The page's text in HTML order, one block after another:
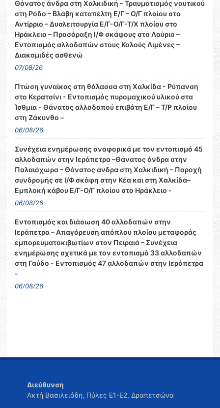
Θάνατος άνδρα στη Χαλκιδική – Τραυματισμός ναυτικού
στη Ρόδο – Βλάβη καταπέλτη Ε/Γ – Ο/Γ πλοίου στο
Αντίρριο – Δυσλειτουργία Ε/Γ-Ο/Γ-Τ/Χ πλοίου στο
Ηράκλειο – Προσάραξη Ι/Φ σκάφους στο Λαύριο –
Εντοπισμός αλλοδαπών στους Καλούς Λιμένες –
Διακομιδές ασθενώ
07/08/26
Πτώση γυναίκας στη θάλασσα στη Χαλκίδα - Ρύπανση
στο Κερατσίνι - Εντοπισμός πυρομαχικού υλικού στα
Ίσθμια - Θάνατος αλλοδαπού επιβάτη Ε/Γ – Τ/Ρ πλοίου
στη Ζάκυνθο –
06/08/26
Συνέχεια ενημέρωσης αναφορικά με τον εντοπισμό 45
αλλοδαπών στην Ιεράπετρα –Θάνατος άνδρα στην
Παλαιόχωρα – Θάνατος άνδρα στη Χαλκιδική - Παροχή
συνδρομής σε Ι/Φ σκάφη στην Κέα και στη Χαλκίδα–
Εμπλοκή κάβου Ε/Γ-Ο/Γ πλοίου στο Ηράκλειο -
06/08/26
Εντοπισμός και διάσωση 40 αλλοδαπών στην
Ιεράπετρα – Απαγόρευση απόπλου πλοίου μεταφοράς
εμπορευματοκιβωτίων στον Πειραιά – Συνέχεια
ενημέρωσης σχετικά με τον εντοπισμό 33 αλλοδαπών
στη Γαύδο - Εντοπισμός 47 αλλοδαπών στην Ιεράπετρα
-
06/08/26
Διεύθυνση
Ακτή Βασιλειάδη, Πύλες Ε1-Ε2, Δραπετσώνα